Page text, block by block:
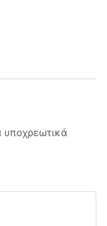
υποχρεωτικά